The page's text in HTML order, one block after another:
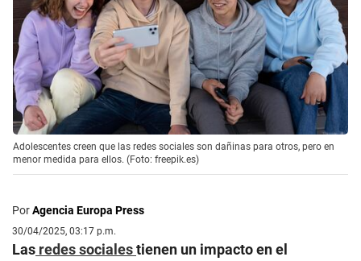
Adolescentes creen que las redes sociales son dañinas para otros, pero en
menor medida para ellos. (Foto: freepik.es)
PorAgencia Europa Press
30/04/2025, 03:17 p.m.
Las redes socialestienen un impacto en el